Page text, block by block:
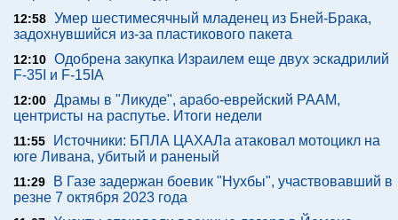
12:58 Умер шестимесячный младенец из Бней-Брака,
задохнувшийся из-за пластикового пакета
12:10 Одобрена закупка Израилем еще двух эскадрилий
F-35I и F-15IA
12:00 Драмы в "Ликуде", арабо-еврейский РААМ,
центристы на распутье. Итоги недели
11:55
Источники: БПЛА ЦАХАЛа атаковал мотоцикл на
юге Ливана, убитый и раненый
11:29
В Газе задержан боевик "Нухбы", участвовавший в
резне 7 октября 2023 года